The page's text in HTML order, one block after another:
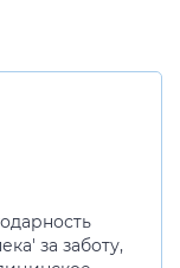
за заботу,